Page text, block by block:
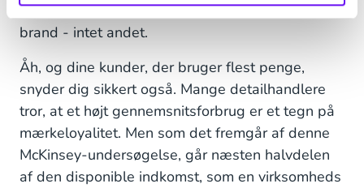
holdning til deres seneste interaktion med dit
brand - intet andet.
Åh, og dine kunder, der bruger flest penge,
snyder dig sikkert også. Mange detailhandlere
tror, at et højt gennemsnitsforbrug er et tegn på
mærkeloyalitet. Men som det fremgår af denne
McKinsey-undersøgelse, går næsten halvdelen
af den disponible indkomst, som en virksomheds